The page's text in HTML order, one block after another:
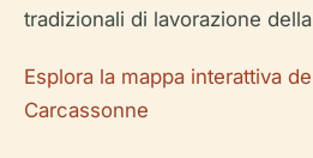
tradizionali di lavorazione
Esplora la mappa interattiva
Carcassonne